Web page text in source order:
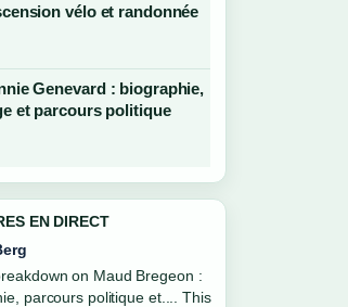
vélo et randonnée
Genevard : biographie,
et parcours politique
EN DIRECT
Anna Kournikova :
vie privée, santé... closely -